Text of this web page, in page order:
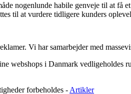
nogenlunde habile genveje til at
til at vurdere tidligere kunders
Vi har samarbejder med
webshops i Danmark vedligeholdes
forbeholdes - Artikler